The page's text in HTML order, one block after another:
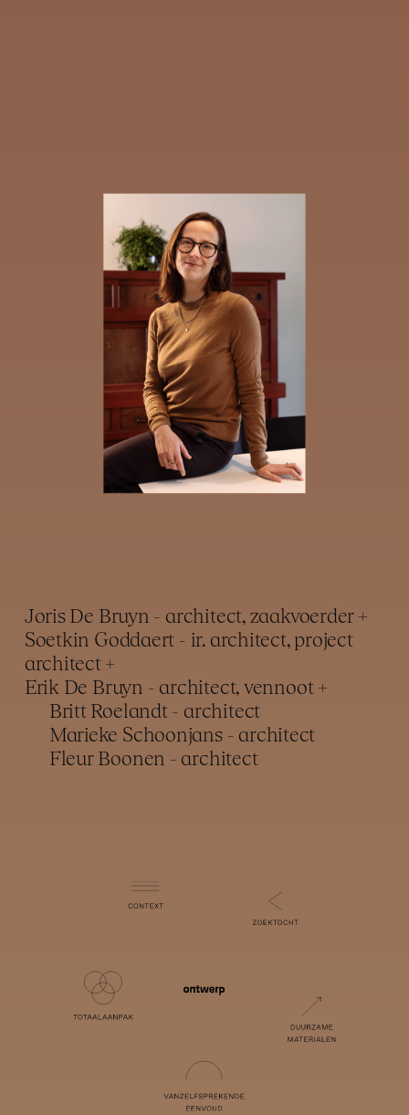
Joris De Bruyn - architect, zaakvoerder+
Soetkin Goddaert - ir. architect, project
architect+
Erik De Bruyn - architect, vennoot +
Britt Roelandt - architect
Marieke Schoonjans - architect
Fleur Boonen - architect